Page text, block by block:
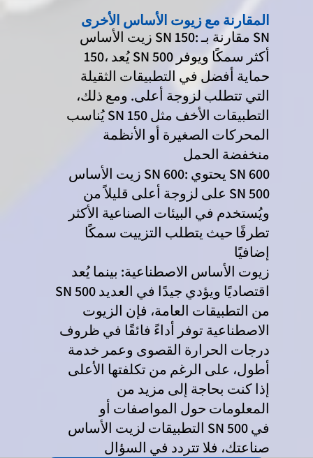
المقارنة مع زيوت الأساس الأخرى
زيت الأساس SN 150: مقارنة بـ SN
150، يُعد SN 500 أكثر سمكًا ويوفر
حماية أفضل في التطبيقات الثقيلة
التي تتطلب لزوجة أعلى. ومع ذلك،
يُناسب SN 150 التطبيقات الأخف مثل
المحركات الصغيرة أو الأنظمة
منخفضة الحمل
زيت الأساس SN 600: يحتوي SN 600
على لزوجة أعلى قليلاً من SN 500
ويُستخدم في البيئات الصناعية الأكثر
تطرفًا حيث يتطلب التزييت سمكًا
إضافيًا
زيوت الأساس الاصطناعية: بينما يُعد
SN 500 اقتصاديًا ويؤدي جيدًا في العديد
من التطبيقات العامة، فإن الزيوت
الاصطناعية توفر أداءً فائقًا في ظروف
درجات الحرارة القصوى وعمر خدمة
أطول، على الرغم من تكلفتها الأعلى
إذا كنت بحاجة إلى مزيد من
المعلومات حول المواصفات أو
التطبيقات لزيت الأساس SN 500 في
صناعتك، فلا تتردد في السؤال